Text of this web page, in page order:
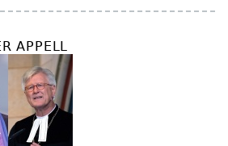
APPELL